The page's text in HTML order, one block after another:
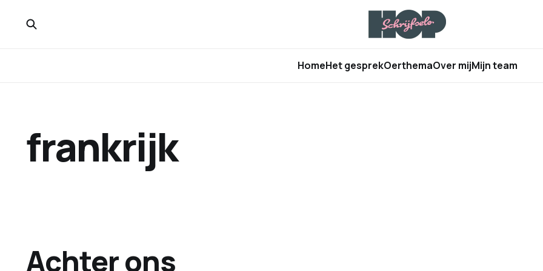
HomeHet gesprekOerthemaOver mijMijn team
frankrijk
Achter ons